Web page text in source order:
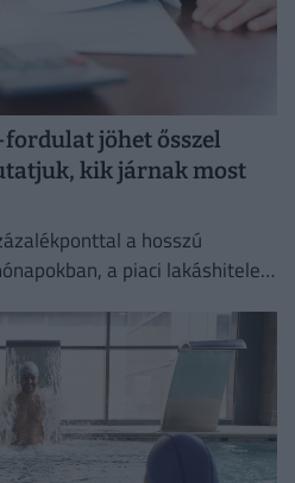
jöhet ősszel
kik járnak most
a hosszú
a piaci lakáshitelek